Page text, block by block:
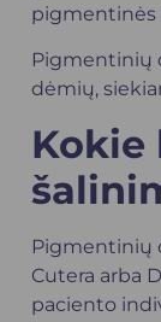
pigmentinės
Pigmentinių
dėmių,
Pigmentinių
Cutera arba
paciento